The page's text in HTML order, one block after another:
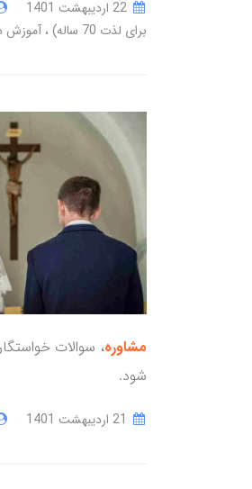
برای لذت 70 ساله)
آموزش
مشاوره، سوالات
شود.